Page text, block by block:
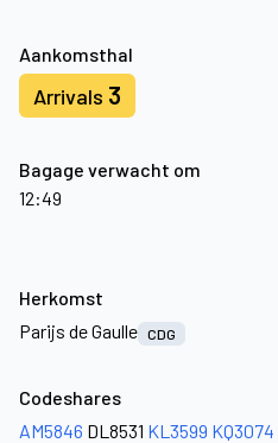
Aankomsthal
Arrivals 3
Bagage verwacht om
12:49
Herkomst
Parijs de Gaulle CDG
Codeshares
AM5846 DL8531 KL3599 KQ3074